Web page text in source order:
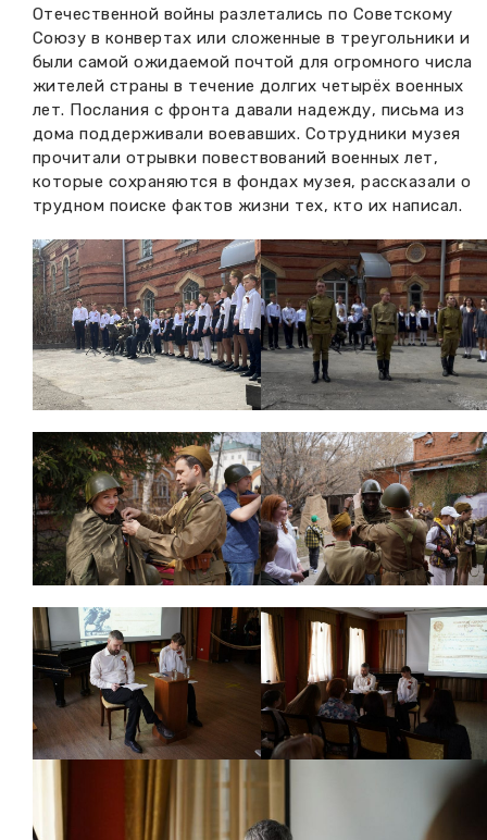
Отечественной войны разлетались по Советскому
Союзу в конвертах или сложенные в треугольники и
были самой ожидаемой почтой для огромного числа
жителей страны в течение долгих четырёх военных
лет. Послания с фронта давали надежду, письма из
дома поддерживали воевавших. Сотрудники музея
прочитали отрывки повествований военных лет,
которые сохраняются в фондах музея, рассказали о
трудном поиске фактов жизни тех, кто их написал.